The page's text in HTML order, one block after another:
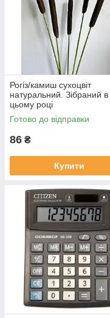
Рогіз/камиш сухоцвіт
натуральний. Зібраний в
цьому році
Готово до відправки
86 ₴
Купити